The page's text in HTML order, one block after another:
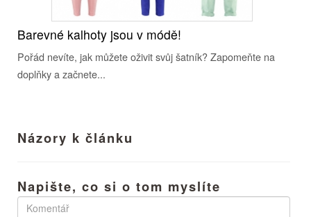
Barevné kalhoty jsou v módě!
Pořád nevíte, jak můžete oživit svůj šatník? Zapomeňte na
doplňky a začnete...
Názory k článku
Napište, co si o tom myslíte